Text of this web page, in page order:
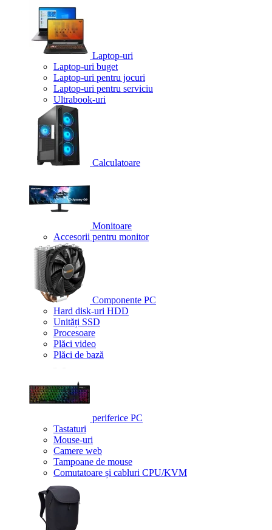
Laptop-uri
Laptop-uri buget
Laptop-uri pentru jocuri
Laptop-uri pentru serviciu
Ultrabook-uri
Calculatoare
Monitoare
Accesorii pentru monitor
Componente PC
Hard disk-uri HDD
Unități SSD
Procesoare
Plăci video
Plăci de bază
periferice PC
Tastaturi
Mouse-uri
Camere web
Tampoane de mouse
Comutatoare și cabluri CPU/KVM